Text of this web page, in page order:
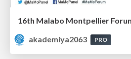
16th Malabo Montpellier
akademiya2063
PRO